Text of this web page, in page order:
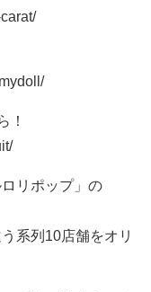
！
リポップ」の
系列10店舗をオリ